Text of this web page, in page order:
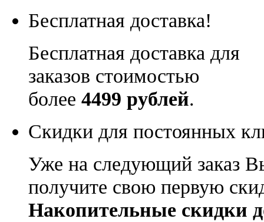
Бесплатная доставка!
Бесплатная доставка для
заказов стоимостью
более 4499 рублей.
Скидки для постоянных
Уже на следующий заказ
получите свою первую
Накопительные скидки